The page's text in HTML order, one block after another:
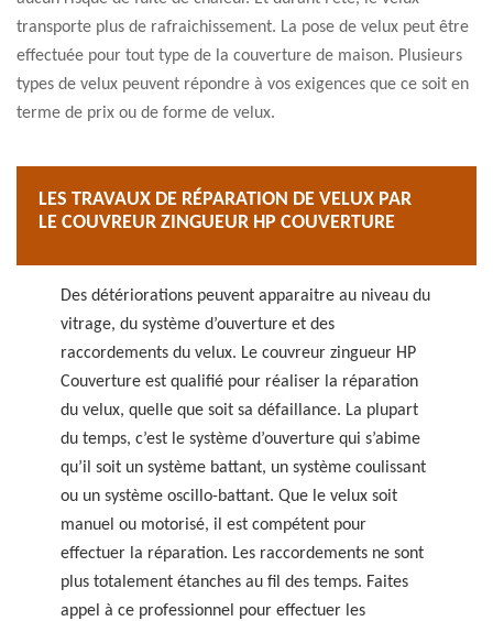
transporte plus de rafraichissement. La pose de velux peut être
effectuée pour tout type de la couverture de maison. Plusieurs
types de velux peuvent répondre à vos exigences que ce soit en
terme de prix ou de forme de velux.
LES TRAVAUX DE RÉPARATION DE VELUX PAR
LE COUVREUR ZINGUEUR HP COUVERTURE
Des détériorations peuvent apparaitre au niveau du
vitrage, du système d’ouverture et des
raccordements du velux. Le couvreur zingueur HP
Couverture est qualifié pour réaliser la réparation
du velux, quelle que soit sa défaillance. La plupart
du temps, c’est le système d’ouverture qui s’abime
qu’il soit un système battant, un système coulissant
ou un système oscillo-battant. Que le velux soit
manuel ou motorisé, il est compétent pour
effectuer la réparation. Les raccordements ne sont
plus totalement étanches au fil des temps. Faites
appel à ce professionnel pour effectuer les